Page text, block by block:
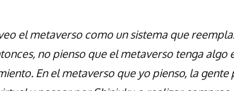
el metaverso como un sistema que
no pienso que el metaverso tenga algo
En el metaverso que yo pienso, la gente